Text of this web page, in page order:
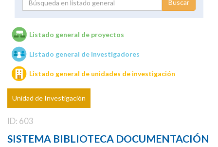
Unidades de investigación
Listado general de proyectos
Listado general de investigadores
Listado general de unidades de investigación
Unidad de Investigación
ID: 603
SISTEMA BIBLIOTECA DOCUMENTACIÓN